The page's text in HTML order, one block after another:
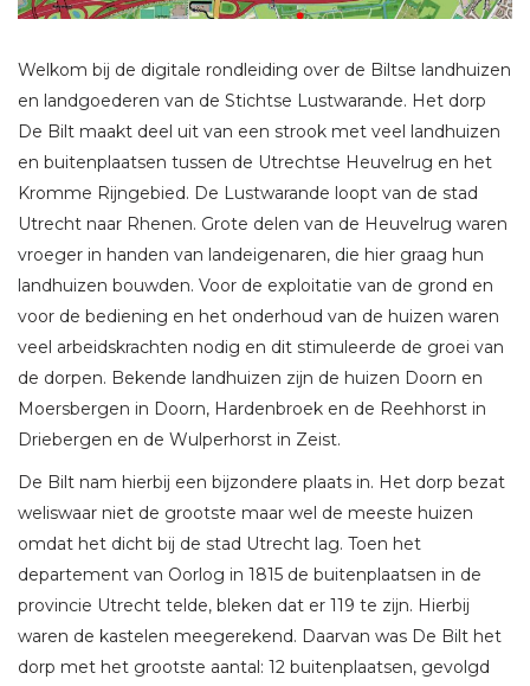
Welkom bij de digitale rondleiding over de Biltse landhuizen
en landgoederen van de Stichtse Lustwarande. Het dorp
De Bilt maakt deel uit van een strook met veel landhuizen
en buitenplaatsen tussen de Utrechtse Heuvelrug en het
Kromme Rijngebied. De Lustwarande loopt van de stad
Utrecht naar Rhenen. Grote delen van de Heuvelrug waren
vroeger in handen van landeigenaren, die hier graag hun
landhuizen bouwden. Voor de exploitatie van de grond en
voor de bediening en het onderhoud van de huizen waren
veel arbeidskrachten nodig en dit stimuleerde de groei van
de dorpen. Bekende landhuizen zijn de huizen Doorn en
Moersbergen in Doorn, Hardenbroek en de Reehhorst in
Driebergen en de Wulperhorst in Zeist.
De Bilt nam hierbij een bijzondere plaats in. Het dorp bezat
weliswaar niet de grootste maar wel de meeste huizen
omdat het dicht bij de stad Utrecht lag. Toen het
departement van Oorlog in 1815 de buitenplaatsen in de
provincie Utrecht telde, bleken dat er 119 te zijn. Hierbij
waren de kastelen meegerekend. Daarvan was De Bilt het
dorp met het grootste aantal: 12 buitenplaatsen, gevolgd